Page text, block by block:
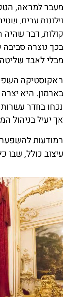
מעבר למראה,
וילונות עבים,
קולות, דבר שהיה
בכך נוצרה
מבלי לאבד
האקוסטיקה
בארמון. היא
נכחו בחדר
אך יעיל בניהול
המודעות
עיצוב כולל, שבו